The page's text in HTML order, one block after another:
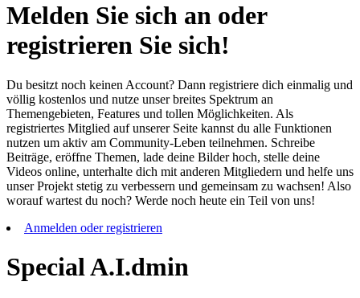
Melden Sie sich an oder
registrieren Sie sich!
Du besitzt noch keinen Account? Dann registriere dich einmalig und
völlig kostenlos und nutze unser breites Spektrum an
Themengebieten, Features und tollen Möglichkeiten. Als
registriertes Mitglied auf unserer Seite kannst du alle Funktionen
nutzen um aktiv am Community-Leben teilnehmen. Schreibe
Beiträge, eröffne Themen, lade deine Bilder hoch, stelle deine
Videos online, unterhalte dich mit anderen Mitgliedern und helfe uns
unser Projekt stetig zu verbessern und gemeinsam zu wachsen! Also
worauf wartest du noch? Werde noch heute ein Teil von uns!
Anmelden oder registrieren
Special A.I.dmin